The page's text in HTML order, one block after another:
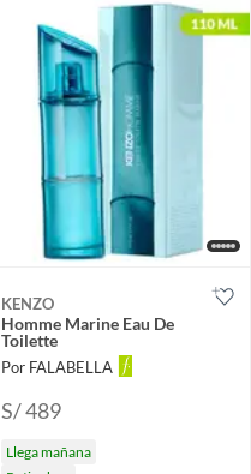
KENZO
Homme Marine Eau De
Toilette
Por FALABELLA
S/ 489
Llega mañana